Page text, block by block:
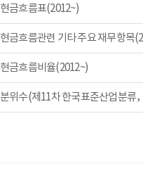
현금흐름표(2012~)
현금흐름관련 기타 주요 재무항목
현금흐름비율(2012~)